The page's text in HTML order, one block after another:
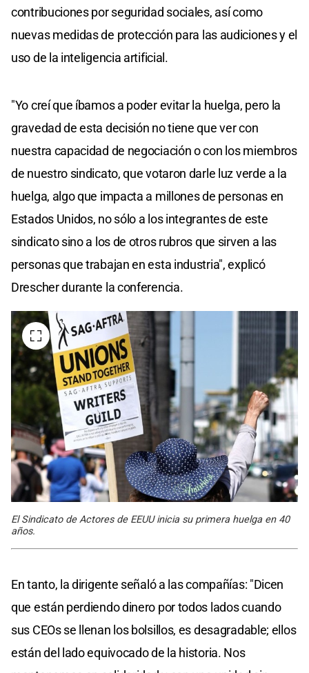
contribuciones por seguridad sociales, así como
nuevas medidas de protección para las audiciones y el
uso de la inteligencia artificial.
"Yo creí que íbamos a poder evitar la huelga, pero la
gravedad de esta decisión no tiene que ver con
nuestra capacidad de negociación o con los miembros
de nuestro sindicato, que votaron darle luz verde a la
huelga, algo que impacta a millones de personas en
Estados Unidos, no sólo a los integrantes de este
sindicato sino a los de otros rubros que sirven a las
personas que trabajan en esta industria", explicó
Drescher durante la conferencia.
El Sindicato de Actores de EEUU inicia su primera huelga en 40
años.
En tanto, la dirigente señaló a las compañías: "Dicen
que están perdiendo dinero por todos lados cuando
sus CEOs se llenan los bolsillos, es desagradable; ellos
están del lado equivocado de la historia. Nos